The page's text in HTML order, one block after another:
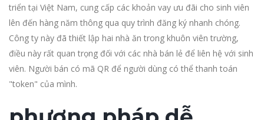
triển tại Việt Nam, cung cấp các khoản vay ưu đãi cho sinh viên
lên đến hàng năm thông qua quy trình đăng ký nhanh chóng.
Công ty này đã thiết lập hai nhà ăn trong khuôn viên trường,
điều này rất quan trọng đối với các nhà bán lẻ để liên hệ với sinh
viên. Người bán có mã QR để người dùng có thể thanh toán
"token" của mình.